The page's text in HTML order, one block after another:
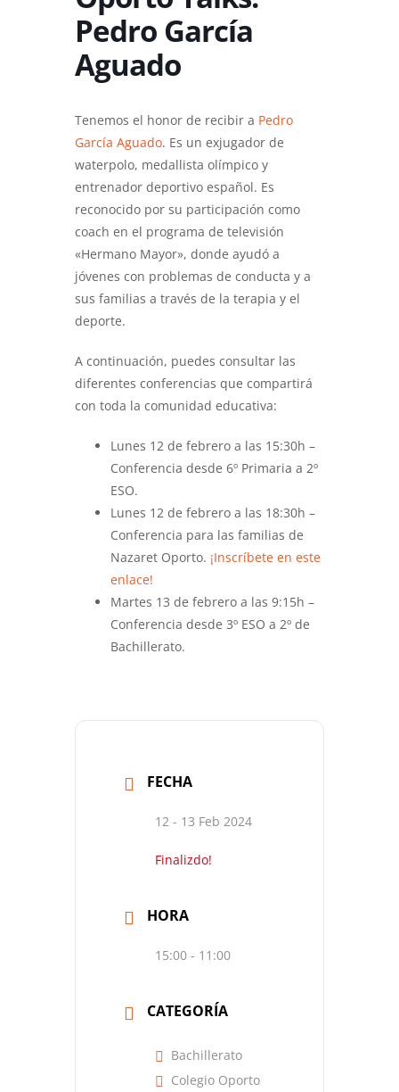
Pedro García
Aguado
Tenemos el honor de recibir a Pedro
García Aguado. Es un exjugador de
waterpolo, medallista olímpico y
entrenador deportivo español. Es
reconocido por su participación como
coach en el programa de televisión
«Hermano Mayor», donde ayudó a
jóvenes con problemas de conducta y a
sus familias a través de la terapia y el
deporte.
A continuación, puedes consultar las
diferentes conferencias que compartirá
con toda la comunidad educativa:
Lunes 12 de febrero a las 15:30h –
Conferencia desde 6º Primaria a 2º
ESO.
Lunes 12 de febrero a las 18:30h –
Conferencia para las familias de
Nazaret Oporto. ¡Inscríbete en este
enlace!
Martes 13 de febrero a las 9:15h –
Conferencia desde 3º ESO a 2º de
Bachillerato.
FECHA
12 - 13 Feb 2024
Finalizdo!
HORA
15:00 - 11:00
CATEGORÍA
Bachillerato
Colegio Oporto